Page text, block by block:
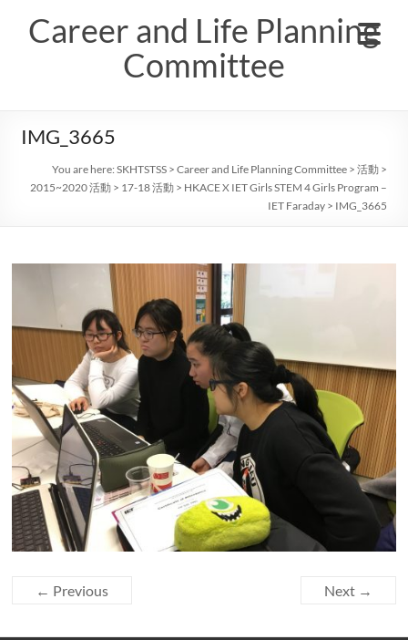
contentCareer and Life Planning
Committee
IMG_3665
You are here:SKHTSTSS >Career and Life Planning Committee >活動 >
2015~2020 活動 > 17-18 活動 > HKACE X IET Girls STEM 4 Girls Program –
IET Faraday > IMG_3665
← Previous Next →